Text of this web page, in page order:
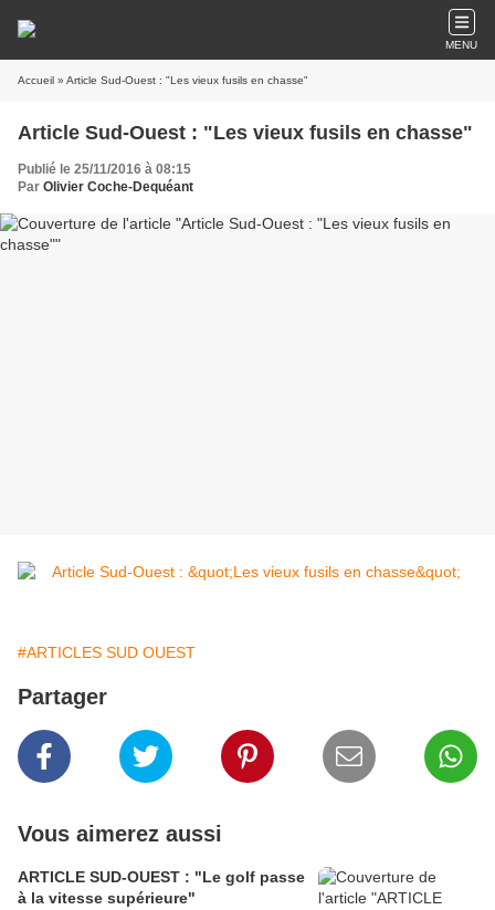
MENU
Accueil » Article Sud-Ouest : "Les vieux fusils en chasse"
Article Sud-Ouest : "Les vieux fusils en chasse"
Publié le 25/11/2016 à 08:15
Par Olivier Coche-Dequéant
#ARTICLES SUD OUEST
Partager
Vous aimerez aussi
ARTICLE SUD-OUEST : "Le golf passe
à la vitesse supérieure"